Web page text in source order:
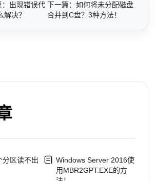
：出现错误代
决？
下一篇：如何将未分配磁盘
合并到C盘？3种方法！
分区读不出
Windows Server 2016使
用MBR2GPT.EXE的方